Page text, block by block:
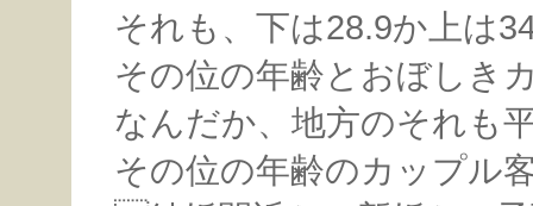
それも、下は28.9か上は
その位の年齢とおぼしき
なんだか、地方のそれも
その位の年齢のカップル